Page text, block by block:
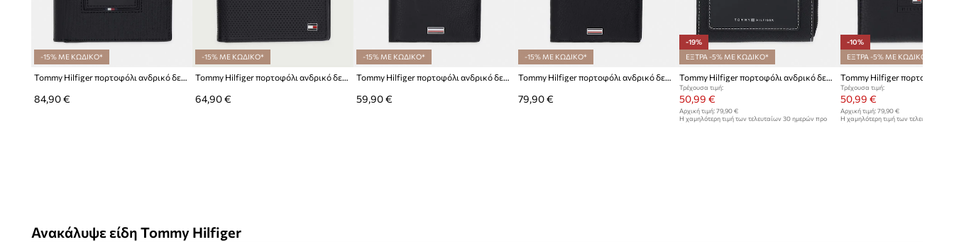
-15% ΜΕ ΚΩΔΙΚΟ*
Tommy Hilfiger πορτοφόλι ανδρικό δερμάτινο
84,90 €
-15% ΜΕ ΚΩΔΙΚΟ*
Tommy Hilfiger πορτοφόλι ανδρικό δερμάτινο
64,90 €
-15% ΜΕ ΚΩΔΙΚΟ*
Tommy Hilfiger πορτοφόλι ανδρικό δερμάτινο
59,90 €
-15% ΜΕ ΚΩΔΙΚΟ*
Tommy Hilfiger πορτοφόλι ανδρικό δερμάτινο
79,90 €
-19%
ΕΞΤΡΑ -5% ΜΕ ΚΩΔΙΚΟ*
Tommy Hilfiger πορτοφόλι ανδρικό δερμάτινο
Τρέχουσα τιμή:
50,99 €
Αρχική τιμή:79,90 €
Η χαμηλότερη τιμή των τελευταίων 30 ημερών προ
-10%
ΕΞΤΡΑ -5% ΜΕ ΚΩΔΙΚΟ*
Τρέχουσα τιμή:
50,99 €
Αρχική τιμή: 79,90 €
Η χαμηλότερη τιμή των τελευταίων
Ανακάλυψε είδη Tommy Hilfiger